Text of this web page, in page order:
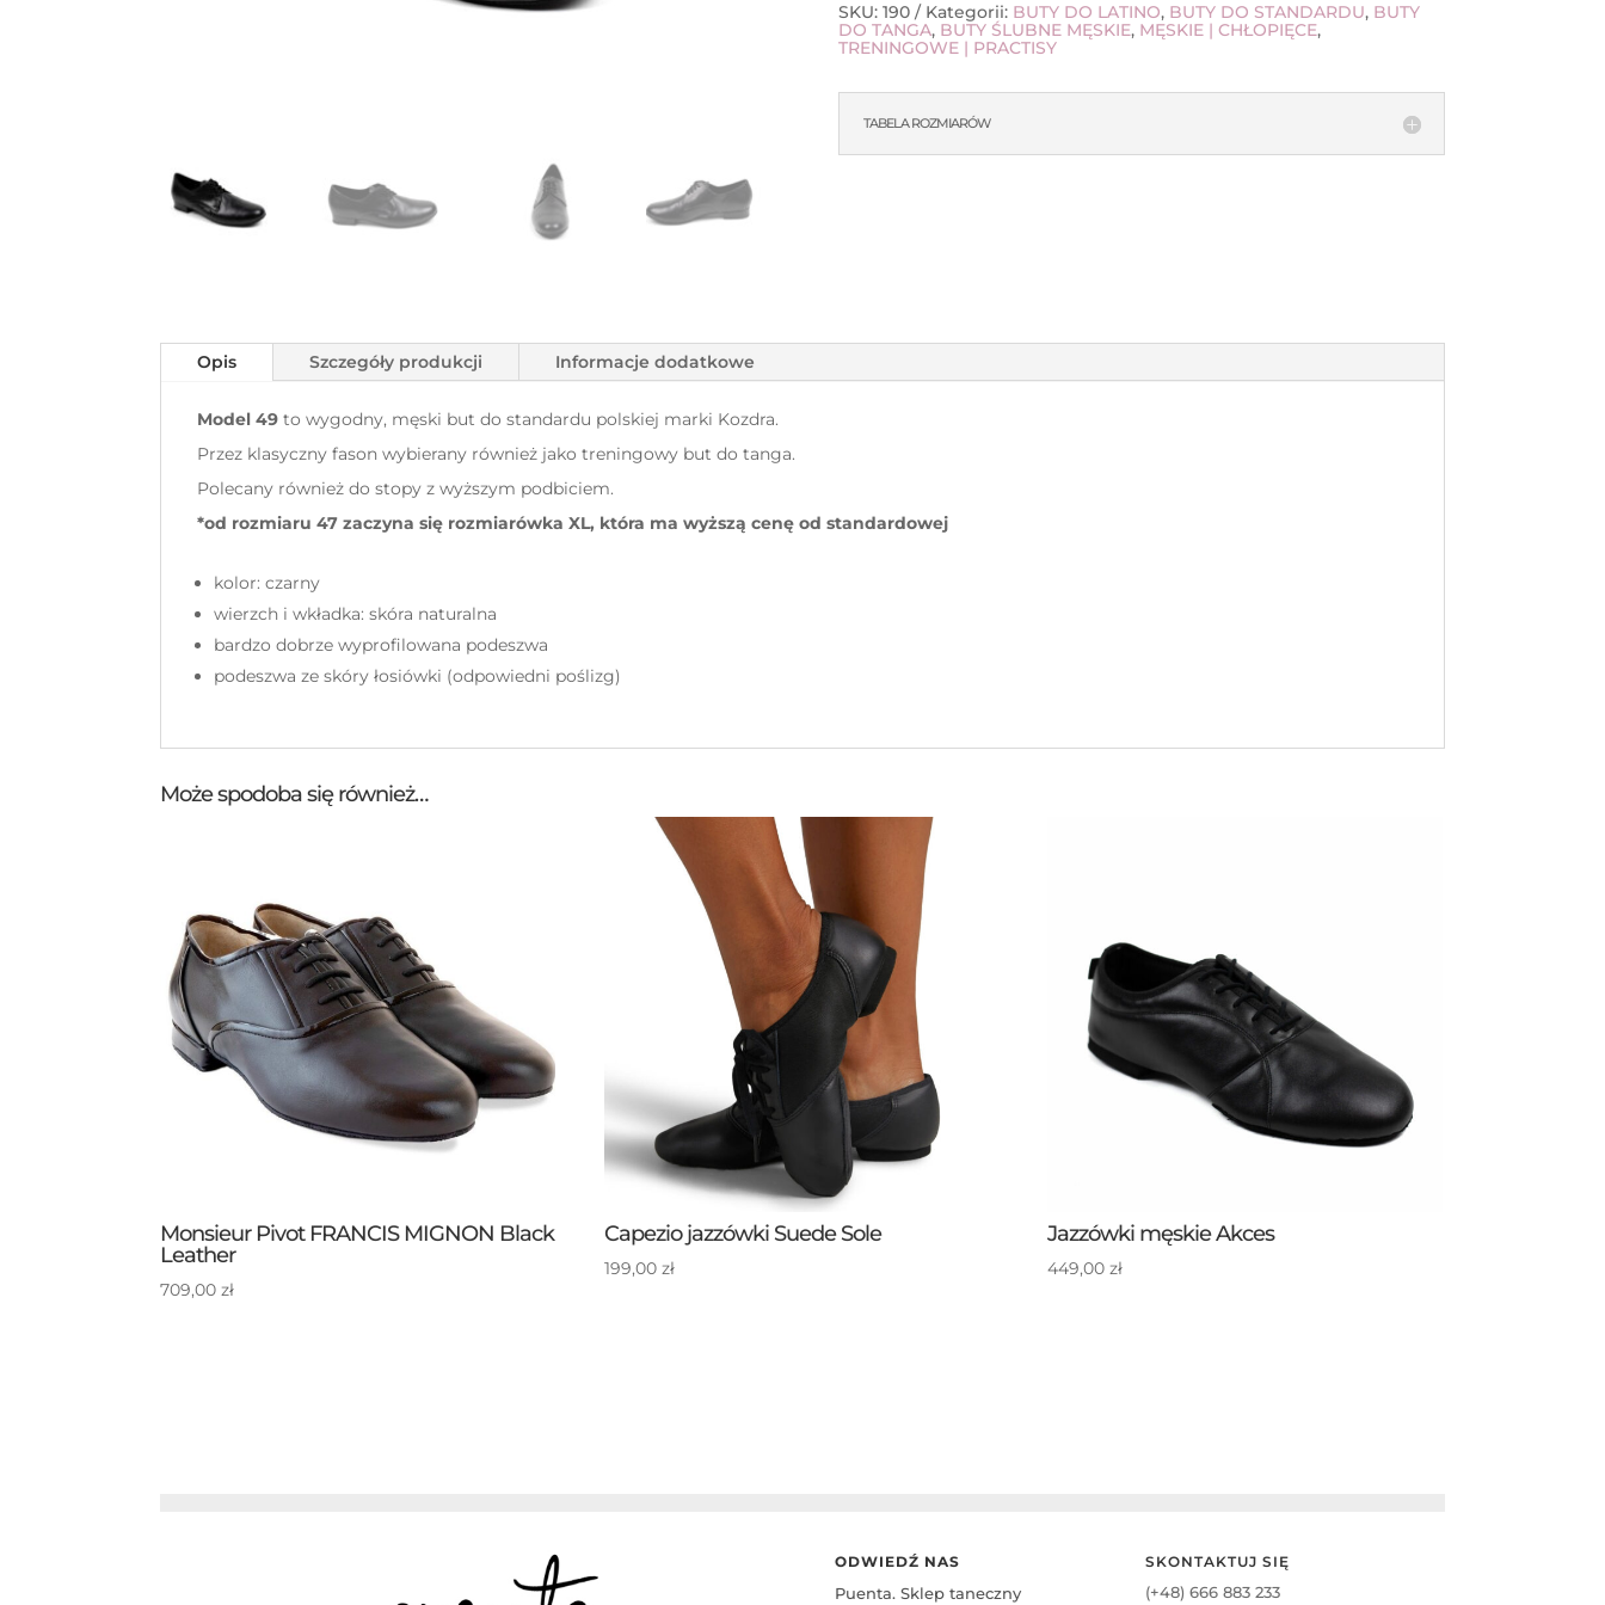
SKU: 190 Kategorii: BUTY DO LATINO, BUTY DO STANDARDU, BUTY
DO TANGA, BUTY ŚLUBNE MĘSKIE, MĘSKIE | CHŁOPIĘCE,
TRENINGOWE | PRACTISY
TABELA ROZMIARÓW
Opis Szczegóły produkcji Informacje dodatkowe
Model 49 to wygodny, męski but do standardu polskiej marki Kozdra.
Przez klasyczny fason wybierany również jako treningowy but do tanga.
Polecany również do stopy z wyższym podbiciem.
*od rozmiaru 47 zaczyna się rozmiarówka XL, która ma wyższą cenę od standardowej
kolor: czarny
wierzch i wkładka: skóra naturalna
bardzo dobrze wyprofilowana podeszwa
podeszwa ze skóry łosiówki (odpowiedni poślizg)
Może spodoba się również…
Monsieur Pivot FRANCIS MIGNON Black
Leather
709,00zł
Capezio jazzówki Suede Sole
199,00 zł
Jazzówki męskie Akces
449,00zł
ODWIEDŹ NAS
Puenta. Sklep taneczny
SKONTAKTUJ SIĘ
(+48) 666 883 233